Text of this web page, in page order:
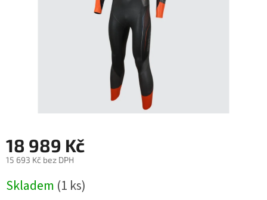
18 989 Kč
15 693 Kč bez DPH
cena:
Skladem (1 ks)